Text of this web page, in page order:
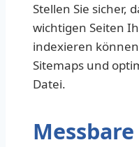
Stellen Sie sicher,
wichtigen Seiten
indexieren
Sitemaps und
Datei.